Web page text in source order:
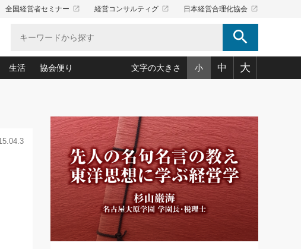
全国経営者セミナー launch 経営コンサルティグ launch 日本経営合理化協会 launch
search
2026.08.5
第86回 「言葉狩り」
もっとみる
たいこと(34)
(12)
ェルビーイング経営入
(100)
仕組みづくり(210)
いしたいと思われる 気配りの達人(127)
マニュアル(92)
知識と新常識(57)
る！ 社員教育の決め手(203)
業の人育て」(38)
がる！ワンランク上の手紙・メール術(100)
に学ぶ 不況は会社守成の好機(38)
の「社長の人間力の磨き方」(86)
句名言の教え 東洋思想に学ぶ経営学(132)
の「日本の指導者たち」(32)
す“十八史略”(30)
生活
おのころ心平の ──社長のための「か・ら・だマネジメント」
デジタルＡＶを味方に！新・仕事術(180)
リーダー脳の鍛え方(32)
ワインを楽しむ基礎レッスン(12)
必読！社長が読むべき今月の4冊(88)
眼と耳で楽しむ読書術(162)
協会便り
「愛読者通信」著者インタビュー(44)
ビジネス見聞録 経営ニュース(100)
作間信司の経営無形庵(けいえいむぎょうあん)(166)
経営セミナー情報局(1)
繁栄への着眼点 牟田太陽(76)
講話を聞いて学ぼう 実学・耳学・磨く「ミミガク」のすすめ
(7)
文字の大きさ 小 中 大